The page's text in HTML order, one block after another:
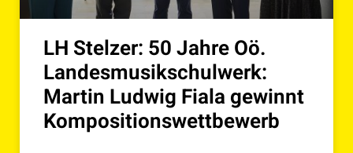
LH Stelzer: 50 Jahre Oö.
Landesmusikschulwerk:
Martin Ludwig Fiala gewinnt
Kompositionswettbewerb